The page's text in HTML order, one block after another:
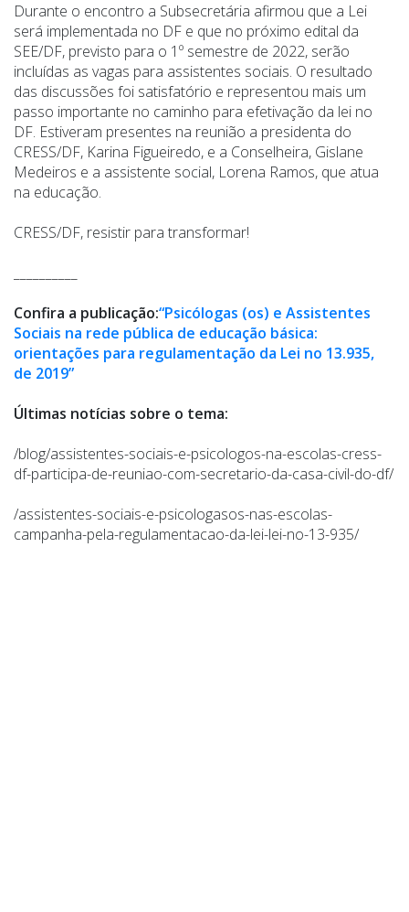
Durante o encontro a Subsecretária afirmou que a Lei
será implementada no DF e que no próximo edital da
SEE/DF, previsto para o 1º semestre de 2022, serão
incluídas as vagas para assistentes sociais. O resultado
das discussões foi satisfatório e representou mais um
passo importante no caminho para efetivação da lei no
DF. Estiveram presentes na reunião a presidenta do
CRESS/DF, Karina Figueiredo, e a Conselheira, Gislane
Medeiros e a assistente social, Lorena Ramos, que atua
na educação.
CRESS/DF, resistir para transformar!
Confira a publicação:“Psicólogas (os) e Assistentes
Sociais na rede pública de educação básica:
orientações para regulamentação da Lei no 13.935,
de 2019”
Últimas notícias sobre o tema:
/blog/assistentes-sociais-e-psicologos-na-escolas-cress-
df-participa-de-reuniao-com-secretario-da-casa-civil-do-df/
/assistentes-sociais-e-psicologasos-nas-escolas-
campanha-pela-regulamentacao-da-lei-lei-no-13-935/